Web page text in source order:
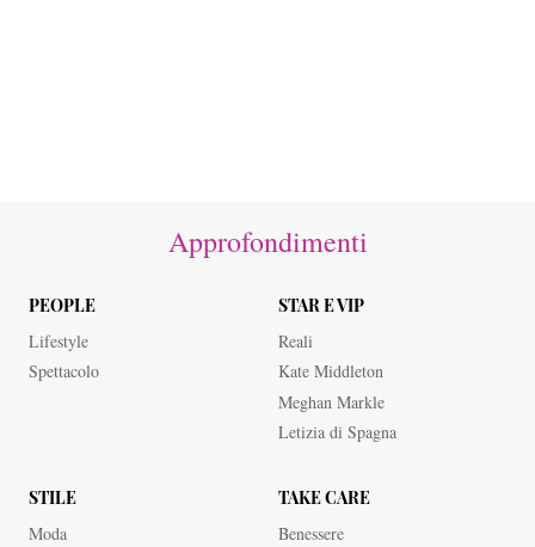
Approfondimenti
PEOPLE
Lifestyle
Spettacolo
STAR E VIP
Reali
Kate Middleton
Meghan Markle
Letizia di Spagna
STILE
Moda
TAKE CARE
Benessere